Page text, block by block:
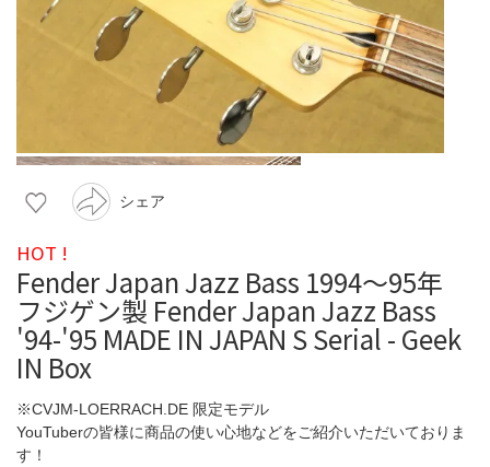
シェア
HOT !
Fender Japan Jazz Bass 1994〜95年
フジゲン製 Fender Japan Jazz Bass
'94-'95 MADE IN JAPAN S Serial - Geek
IN Box
※CVJM-LOERRACH.DE 限定モデル
YouTuberの皆様に商品の使い心地などをご紹介いただいておりま
す！